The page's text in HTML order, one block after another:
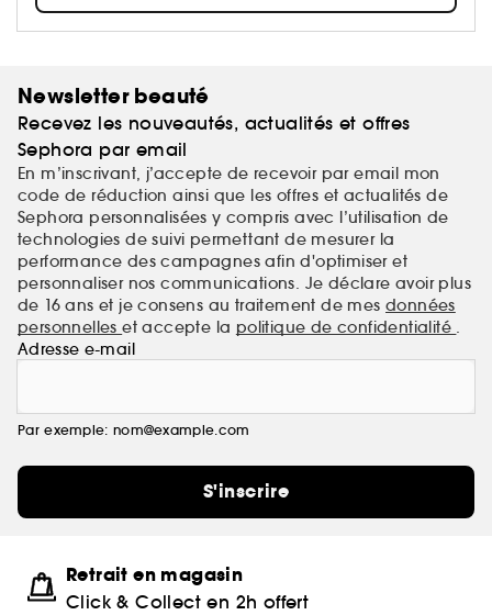
Newsletter beauté
Recevez les nouveautés, actualités et offres
Sephora par email
En m’inscrivant, j’accepte de recevoir par email mon
code de réduction ainsi que les offres et actualités de
Sephora personnalisées y compris avec l’utilisation de
technologies de suivi permettant de mesurer la
performance des campagnes afin d'optimiser et
personnaliser nos communications. Je déclare avoir plus
de 16 ans et je consens au traitement de mes données
personnelleset accepte la politique de confidentialité .
Adresse e-mail
Par exemple: nom@example.com
S'inscrire
Retrait en magasin
Click & Collect en 2h offert